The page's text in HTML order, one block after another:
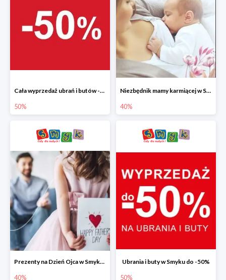
Cała wyprzedaż ubrań i butów -50%
50%
Niezbędnik mamy karmiącej w Smyku do -40%
40%
Prezenty na Dzień Ojca w Smyku do -40%
40%
Ubrania i buty w Smyku do -50%
50%